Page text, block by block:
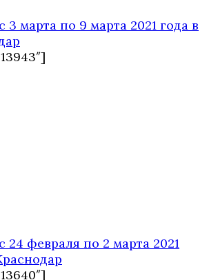
марта по 9 марта 2021 года в
24 февраля по 2 марта 2021